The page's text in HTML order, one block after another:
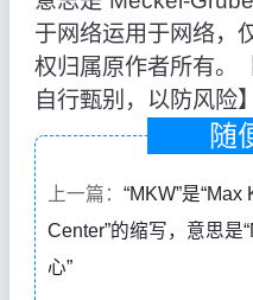
于网络运用于网络，
权归属原作者所有。
自行甄别，以防风险】
随
上一篇： “MKW”是
Center”的缩写，意思是
心”